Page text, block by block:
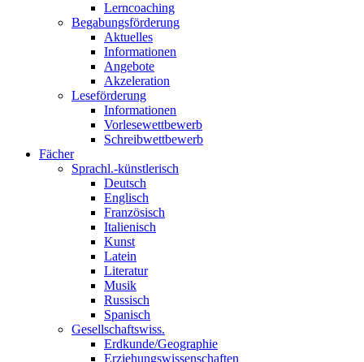
Lerncoaching
Begabungsförderung
Aktuelles
Informationen
Angebote
Akzeleration
Leseförderung
Informationen
Vorlesewettbewerb
Schreibwettbewerb
Fächer
Sprachl.-künstlerisch
Deutsch
Englisch
Französisch
Italienisch
Kunst
Latein
Literatur
Musik
Russisch
Spanisch
Gesellschaftswiss.
Erdkunde/Geographie
Erziehungswissenschaften